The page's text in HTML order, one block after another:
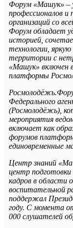
Форум «Машук» –
профессионалов
организаций со
Форум обладает
историей,
технологии,
территории с
«Машук» включен
платформы
Федерального
(Росмолодёжь),
мероприятия
включает как
форумов
единовременные
Центр знаний
центр подготовки
кадров в области
воспитательной
поддержал
году. С момента
000 слушателей